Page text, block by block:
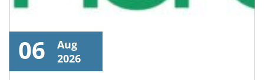
06
Aug
2026